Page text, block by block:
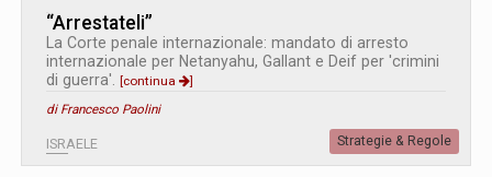
“Arrestateli”
La Corte penale internazionale: mandato di arresto
internazionale per Netanyahu, Gallant e Deif per 'crimini
di guerra'. [continua
]
di Francesco Paolini
ISRAELE Strategie & Regole